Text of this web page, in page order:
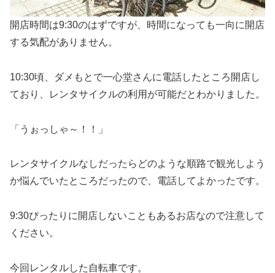
開店時間は9:30のはずですが、時間になっても一向に開店
する気配がありません。
10:30頃、ダメもとで一心堂さんに電話したところ開店し
ており、レンタサイクルの利用が可能だとわかりました。
「うぉっしゃ～！！」
レンタサイクルなしだったらどのような順路で観光しよう
か悩んでいたところだったので、電話してよかったです。
9:30ぴったりに開店しないこともあるお店なので注意して
ください。
今回レンタルした自転車です。